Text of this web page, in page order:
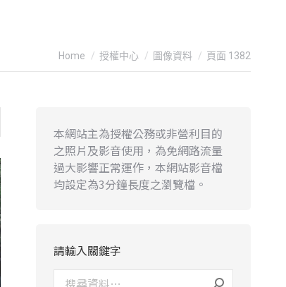
You are here:
Home 授權中心 圖像資料 頁面 1382
本網站主為授權公務或非營利目的
之照片及影音使用，為免網路流量
過大影響正常運作，本網站影音檔
均設定為3分鐘長度之瀏覽檔。
請輸入關鍵字